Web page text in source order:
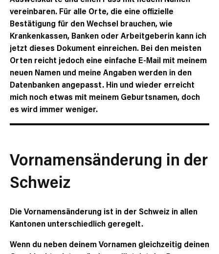
vereinbaren. Für alle Orte, die eine offizielle
Bestätigung für den Wechsel brauchen, wie
Krankenkassen, Banken oder Arbeitgeberin kann ich
jetzt dieses Dokument einreichen. Bei den meisten
Orten reicht jedoch eine einfache E-Mail mit meinem
neuen Namen und meine Angaben werden in den
Datenbanken angepasst. Hin und wieder erreicht
mich noch etwas mit meinem Geburtsnamen, doch
es wird immer weniger.
Vornamensänderung in der
Schweiz
Die Vornamensänderung ist in der Schweiz in allen
Kantonen unterschiedlich geregelt.
Wenn du neben deinem Vornamen gleichzeitig deinen